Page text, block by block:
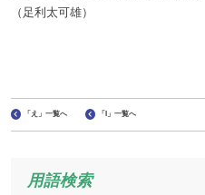
（足利太可雄）
「え」一覧へ 「I」一覧へ
用語検索